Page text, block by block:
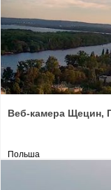
Веб-камера Щецин,
Польша